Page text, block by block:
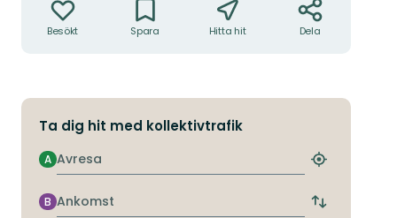
Besökt Spara Hitta hit Dela
Ta dig hit med kollektivtrafik
Avresa
A
Hitta
hållplats
Ankomst
B
Byt